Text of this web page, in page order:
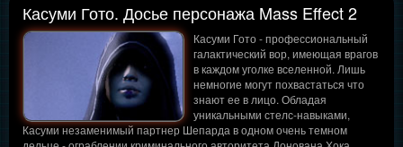
Касуми Гото. Досье персонажа Mass Effect 2
Касуми Гото - профессиональный
галактический вор, имеющая врагов
в каждом уголке вселенной. Лишь
немногие могут похвастаться что
знают ее в лицо. Обладая
уникальными стелс-навыками,
Касуми незаменимый партнер Шепарда в одном очень темном